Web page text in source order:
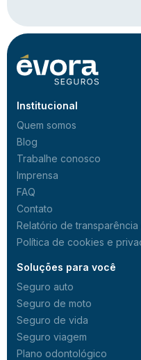
Institucional
Quem somos
Blog
Trabalhe conosco
Imprensa
FAQ
Contato
Relatório de
Política de cookies e
Soluções para você
Seguro auto
Seguro de moto
Seguro de vida
Seguro viagem
Plano odontológico